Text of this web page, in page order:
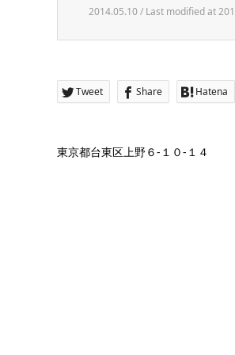
2014.05.10 / Last modified at
Tweet Share Hatena
東京都台東区上野６-１０-１４